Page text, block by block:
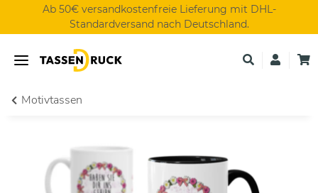
Ab 50€ versandkostenfreie Lieferung mit DHL-
Standardversand nach Deutschland.
Motivtassen